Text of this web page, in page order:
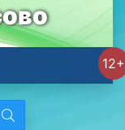
12+